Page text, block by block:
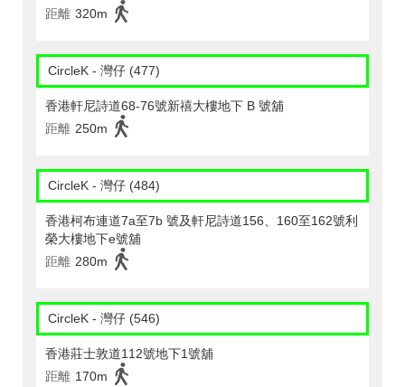
距離 320m
CircleK - 灣仔 (477)
香港軒尼詩道68-76號新禧大樓地下 B 號舖
距離 250m
CircleK - 灣仔 (484)
香港柯布連道7a至7b 號及軒尼詩道156、160至162號利
榮大樓地下e號舖
距離 280m
CircleK - 灣仔 (546)
香港莊士敦道112號地下1號舖
距離 170m